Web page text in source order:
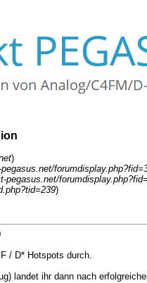
)
pegasus.net/
)
/ D* Hotspots durch.
landet ihr dann nach